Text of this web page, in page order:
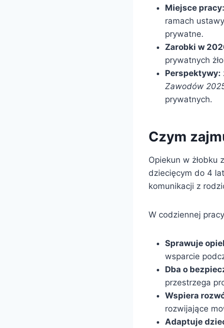
Miejsce pracy:
ramach
prywatne.
Zarobki w
prywatnych
Perspektywy:
Zawodów
prywatnych.
Czym
Opiekun w żłobku
dziecięcym do 4
komunikacji z
W codziennej
Sprawuje
wsparcie
Dba o
przestrzega
Wspiera
rozwijające
Adaptuje